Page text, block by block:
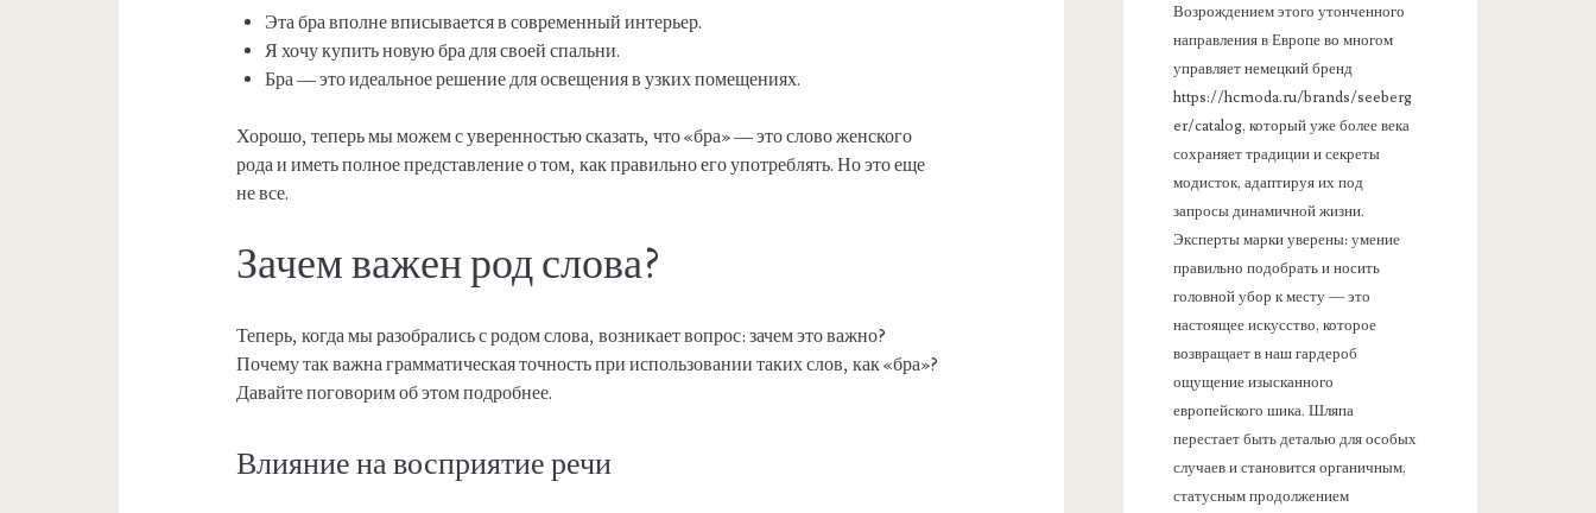
Эта бра вполне вписывается в современный интерьер.
Я хочу купить новую бра для своей спальни.
Бра — это идеальное решение для освещения в узких помещениях.
Хорошо, теперь мы можем с уверенностью сказать, что «бра» — это слово женского
рода и иметь полное представление о том, как правильно его употреблять. Но это еще
не все.
Зачем важен род слова?
Теперь, когда мы разобрались с родом слова, возникает вопрос: зачем это важно?
Почему так важна грамматическая точность при использовании таких слов, как «бра»?
Давайте поговорим об этом подробнее.
Влияние на восприятие речи
Возрождением этого утонченного
направления в Европе во многом
управляет немецкий бренд
https://hcmoda.ru/brands/seeberg
er/catalog, который уже более века
сохраняет традиции и секреты
модисток, адаптируя их под
запросы динамичной жизни.
Эксперты марки уверены: умение
правильно подобрать и носить
головной убор к месту — это
настоящее искусство, которое
возвращает в наш гардероб
ощущение изысканного
европейского шика. Шляпа
перестает быть деталью для особых
случаев и становится органичным,
статусным продолжением